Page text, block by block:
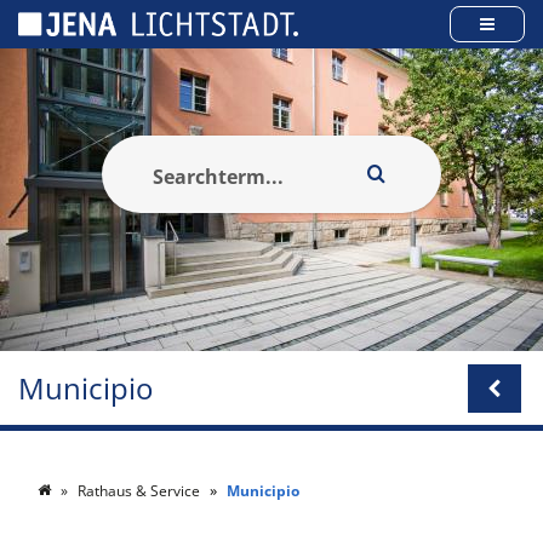
Municipio
Rathaus & Service Municipio
Pannello di gestione dei cookies